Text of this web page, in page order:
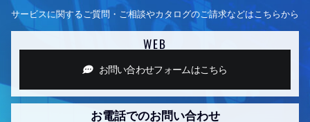
サービスに関するご質問・ご相談やカタログのご請求などはこちらから
WEB
お問い合わせフォームはこちら
お電話でのお問い合わせ